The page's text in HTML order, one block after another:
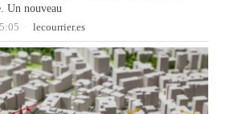
Un nouveau
lecourrier.es